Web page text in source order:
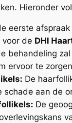
Hieronder
eerste
de DHI
behandeling
ervoor te
De
schade aan de
De